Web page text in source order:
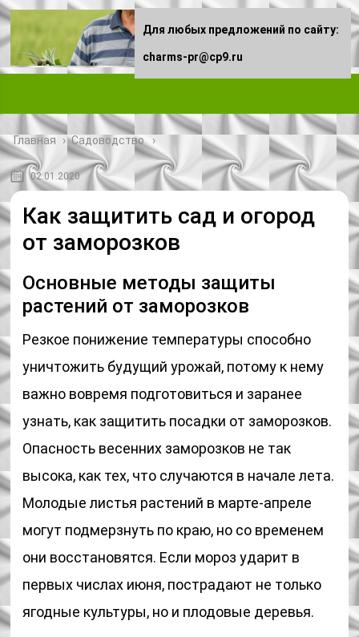
Главная › Садоводство
02.01.2020
Как защитить сад и огород
от заморозков
Основные методы защиты
растений от заморозков
Резкое понижение температуры способно
уничтожить будущий урожай, потому к нему
важно вовремя подготовиться и заранее
узнать, как защитить посадки от заморозков.
Опасность весенних заморозков не так
высока, как тех, что случаются в начале лета.
Молодые листья растений в марте-апреле
могут подмерзнуть по краю, но со временем
они восстановятся. Если мороз ударит в
первых числах июня, пострадают не только
ягодные культуры, но и плодовые деревья.
Для любых предложений по сайту:
charms-pr@cp9.ru